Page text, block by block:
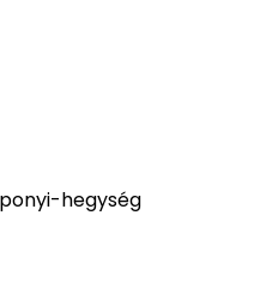
hegység